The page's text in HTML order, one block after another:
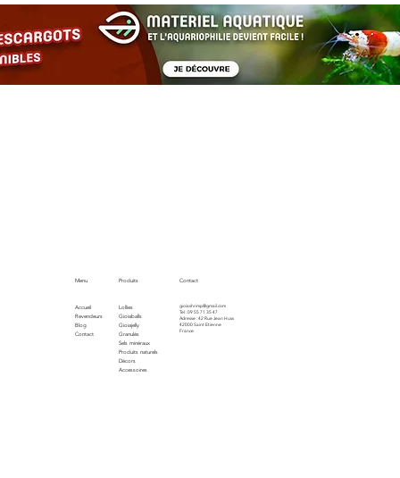
discrets pour un bac équilibré et
esthétique
Menu
Accueil
Revendeurs
Blog
Contact
Produits
Lollies
Gioiaballs
Gioiajelly
Granulés
Sels minéraux
Produits naturels
Décors
Accessoires
gioiashrimp@gmail.com
Tel : 09 55 71 35 47
Adresse : 42 Rue Jean Huss
42000 Saint Etienne
France
Contact